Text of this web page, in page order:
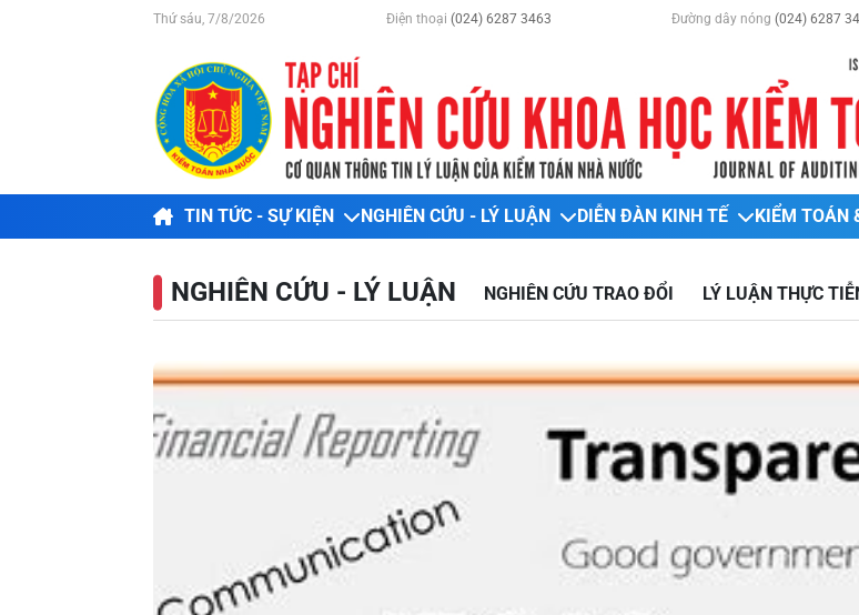
Thứ sáu, 7/8/2026 Điện thoại (024) 6287 3463 Đường dây nóng (024) 6287
TIN TỨC - SỰ KIỆN NGHIÊN CỨU - LÝ LUẬN DIỄN ĐÀN KINH TẾ KIỂM TOÁN
NGHIÊN CỨU - LÝ LUẬN NGHIÊN CỨU TRAO ĐỔI LÝ LUẬN THỰC